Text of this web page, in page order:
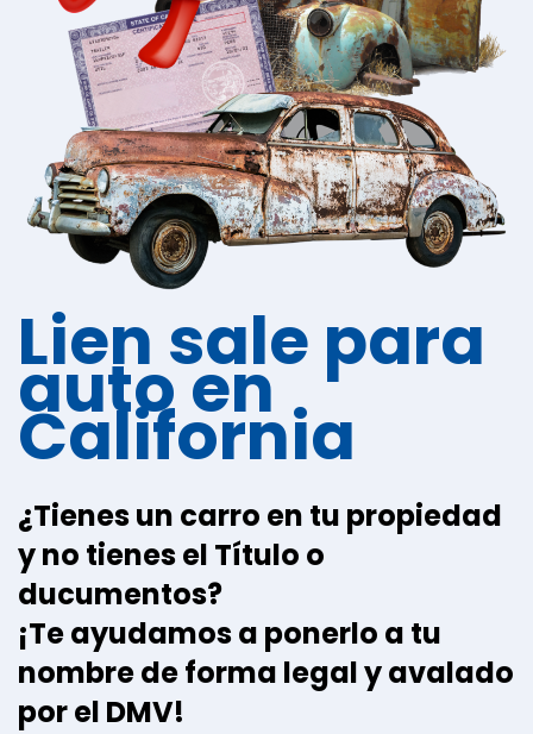
Lien sale para
auto en
California
¿Tienes un carro en tu propiedad
y no tienes el Título o
ducumentos?
¡Te ayudamos a ponerlo a tu
nombre de forma legal y avalado
por el DMV!